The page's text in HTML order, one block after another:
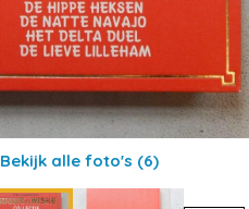
Bekijk alle foto's (6)